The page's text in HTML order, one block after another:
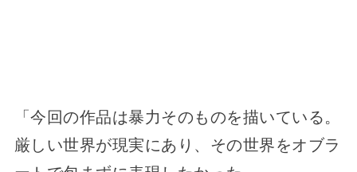
「今回の作品は暴力そのものを描いている。
厳しい世界が現実にあり、その世界をオブラ